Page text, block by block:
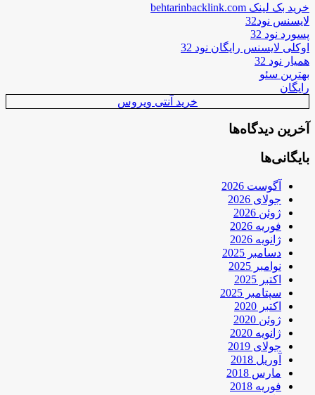
خرید بک لینک behtarinbacklink.com
لایسنس نود32
پسورد نود 32
اوکلی لایسنس رایگان نود 32
همیار نود 32
بهترین سئو
رایگان
خرید آنتی ویروس
آخرین دیدگاه‌ها
بایگانی‌ها
آگوست 2026
جولای 2026
ژوئن 2026
فوریه 2026
ژانویه 2026
دسامبر 2025
نوامبر 2025
اکتبر 2025
سپتامبر 2025
اکتبر 2020
ژوئن 2020
ژانویه 2020
جولای 2019
آوریل 2018
مارس 2018
فوریه 2018